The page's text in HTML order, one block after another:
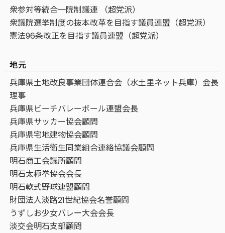
衆参対等統合一院制議連 （超党派）
衆議院選挙制度の抜本改革を目指す議員連盟（超党派）
憲法96条改正を目指す議員連盟（超党派）
地元
兵庫県土地改良事業団体連合会（水土里ネット兵庫）会長
理事
兵庫県ビーチバレーボール連盟会長
兵庫県サッカー協会顧問
兵庫県宅地建物協会顧問
兵庫県生活衛生同業組合連絡協議会顧問
明石商工会議所顧問
明石太極拳協会会長
明石軟式野球連盟顧問
財団法人淡路21世紀協会名誉顧問
うずしお少女バレー大会会長
淡交会明石支部顧問